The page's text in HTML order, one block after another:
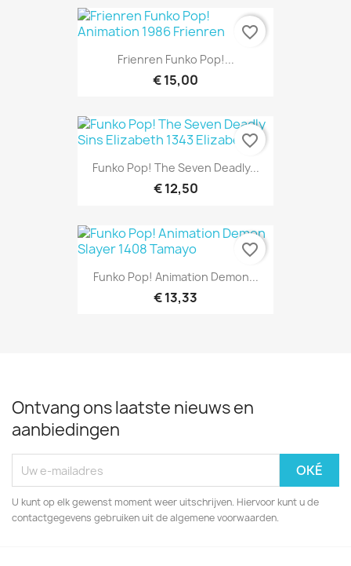
Frienren Funko Pop!...
€ 15,00
favorite_border
Funko Pop! The Seven Deadly...
€ 12,50
favorite_border
Funko Pop! Animation Demon...
€ 13,33
favorite_border
Ontvang ons laatste nieuws en
aanbiedingen
U kunt op elk gewenst moment weer uitschrijven. Hiervoor kunt u de
contactgegevens gebruiken uit de algemene voorwaarden.